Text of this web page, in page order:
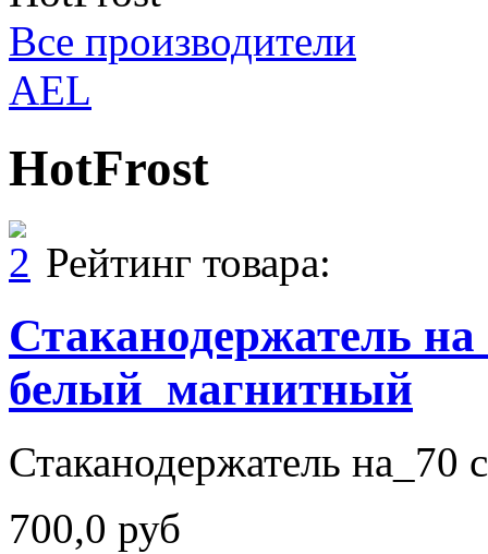
Все производители
AEL
HotFrost
Рейтинг товара:
Стаканодержатель
белый_магнитный
Стаканодержатель на_70
700,0 руб